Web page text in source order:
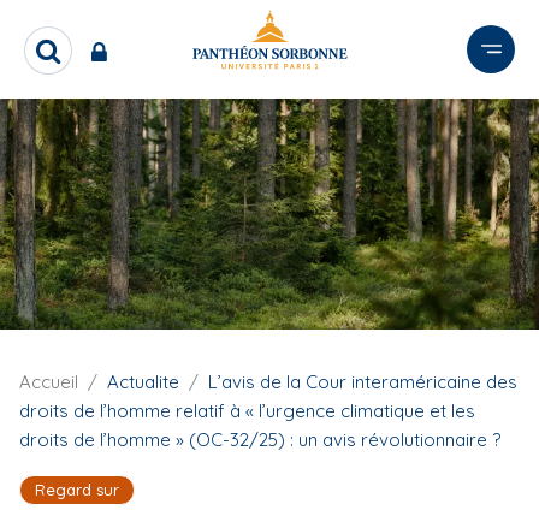
e
r
a
u
c
o
n
t
e
R
c
h
e
r
c
h
e
r
F
d
A
Accueil Actualite
L’avis de la Cour interaméricaine des
droits de l’homme relatif à « l’urgence climatique et les
droits de l’homme » (OC-32/25) : un avis révolutionnaire ?
Regard sur